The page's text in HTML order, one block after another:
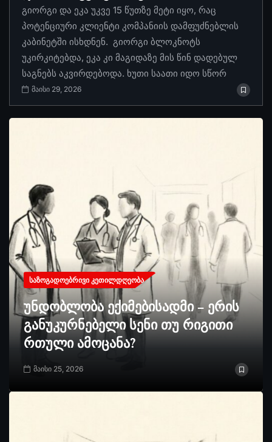
გიორგი და ეკა უკვე 15 წუთზე მეტი იყო, რაც
პოტენციური კლიენტი კომპანიის დამფუძნებლის
კაბინეტში ისხდნენ. გიორგი ბლოკნოტს
უკირკიტებდა, ეკა კი მაგიდაზე მის წინ დადებულ
საგნებს აკვირდებოდა. ხუთი საათი იდო სწორ
მაისი 29, 2026
ᲡᲐᲖᲝᲒᲐᲓᲝᲔᲑᲠᲘᲕᲘ ᲙᲔᲗᲘᲚᲓᲦᲔᲝᲑᲐ
უნდობლობა ექიმებისადმი – ერის
განუკურნებელი სენი თუ რიგითი
რთული ამოცანა?
მაისი 25, 2026